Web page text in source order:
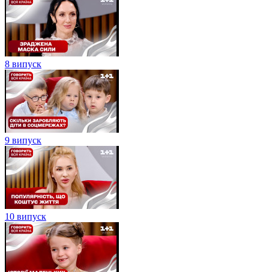
8 випуск
9 випуск
10 випуск